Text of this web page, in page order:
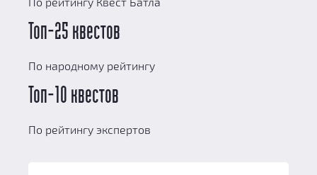
Топ-25 квестов
По народному рейтингу
Топ-10 квестов
По рейтингу экспертов